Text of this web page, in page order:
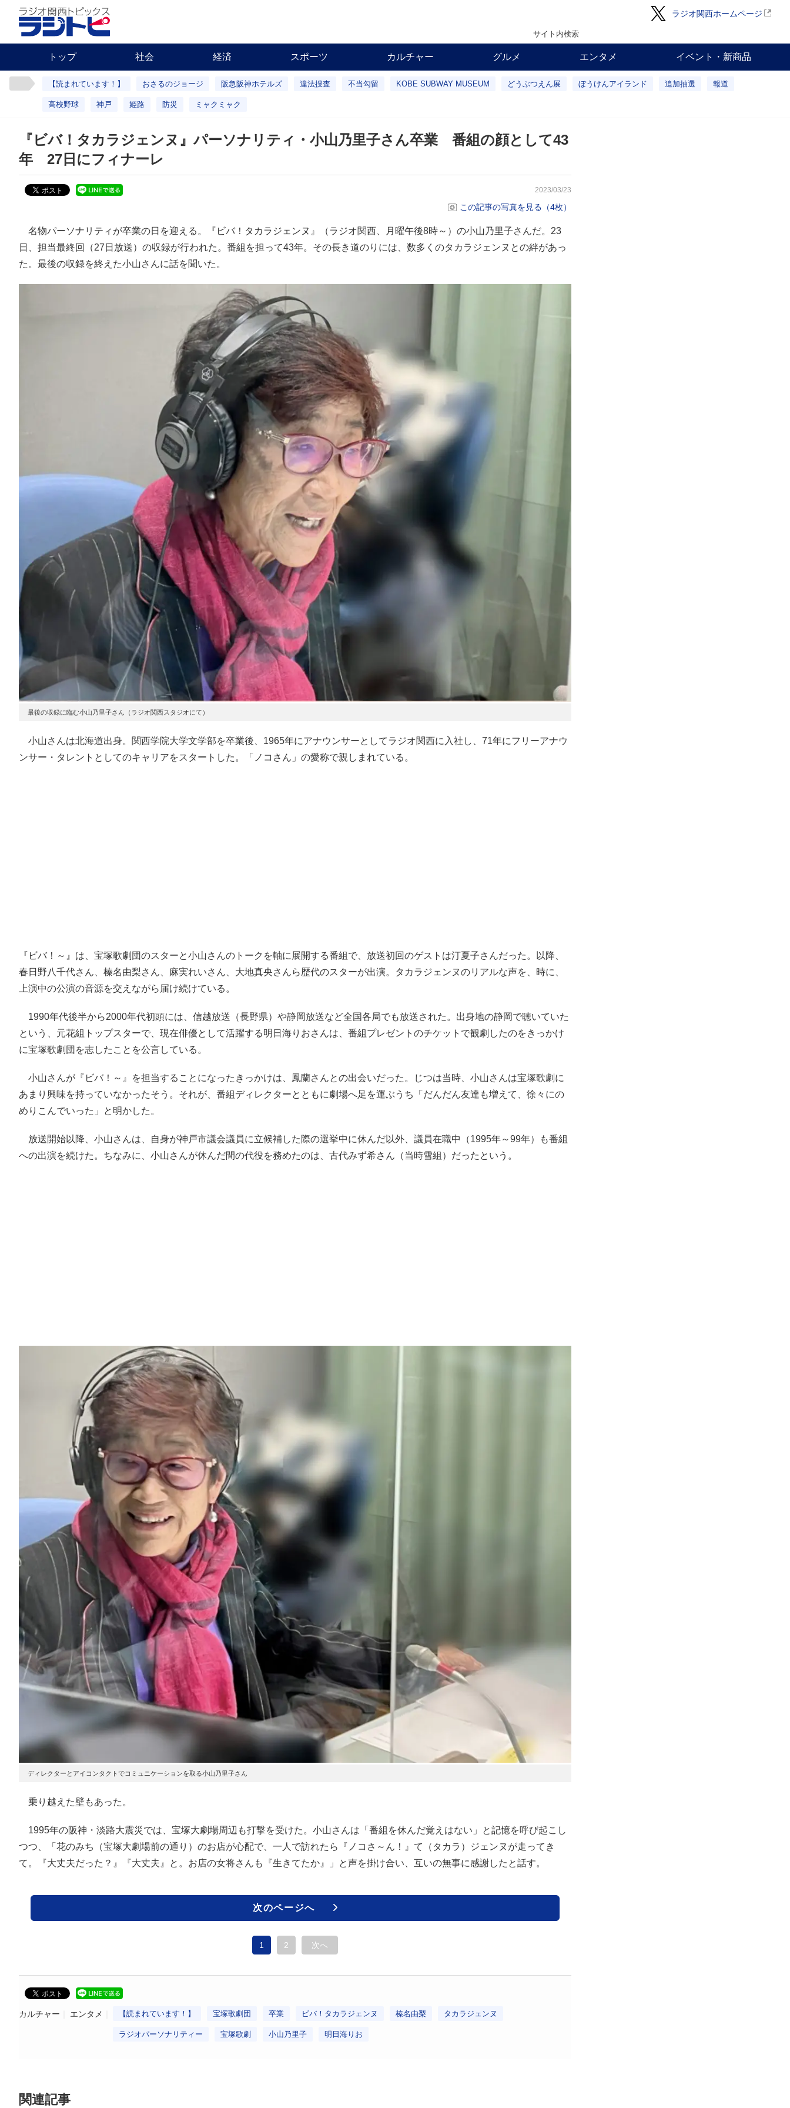
ラジオ関西ホームページ
サイト内検索
トップ 社会 経済 スポーツ カルチャー グルメ エンタメ イベント・新商品
【読まれています！】 おさるのジョージ 阪急阪神ホテルズ 違法捜査 不当勾留 KOBE SUBWAY MUSEUM どうぶつえん展 ぼうけんアイランド 追加抽選 報道
高校野球 神戸 姫路 防災 ミャクミャク
『ビバ！タカラジェンヌ』パーソナリティ・小山乃里子さん卒業 番組の顔として43
年 27日にフィナーレ
2023/03/23
この記事の写真を見る（4枚）
名物パーソナリティが卒業の日を迎える。『ビバ！タカラジェンヌ』（ラジオ関西、月曜午後8時～）の小山乃里子さんだ。23
日、担当最終回（27日放送）の収録が行われた。番組を担って43年。その長き道のりには、数多くのタカラジェンヌとの絆があっ
た。最後の収録を終えた小山さんに話を聞いた。
最後の収録に臨む小山乃里子さん（ラジオ関西スタジオにて）
小山さんは北海道出身。関西学院大学文学部を卒業後、1965年にアナウンサーとしてラジオ関西に入社し、71年にフリーアナウ
ンサー・タレントとしてのキャリアをスタートした。「ノコさん」の愛称で親しまれている。
『ビバ！～』は、宝塚歌劇団のスターと小山さんのトークを軸に展開する番組で、放送初回のゲストは汀夏子さんだった。以降、
春日野八千代さん、榛名由梨さん、麻実れいさん、大地真央さんら歴代のスターが出演。タカラジェンヌのリアルな声を、時に、
上演中の公演の音源を交えながら届け続けている。
1990年代後半から2000年代初頭には、信越放送（長野県）や静岡放送など全国各局でも放送された。出身地の静岡で聴いていた
という、元花組トップスターで、現在俳優として活躍する明日海りおさんは、番組プレゼントのチケットで観劇したのをきっかけ
に宝塚歌劇団を志したことを公言している。
小山さんが『ビバ！～』を担当することになったきっかけは、鳳蘭さんとの出会いだった。じつは当時、小山さんは宝塚歌劇に
あまり興味を持っていなかったそう。それが、番組ディレクターとともに劇場へ足を運ぶうち「だんだん友達も増えて、徐々にの
めりこんでいった」と明かした。
放送開始以降、小山さんは、自身が神戸市議会議員に立候補した際の選挙中に休んだ以外、議員在職中（1995年～99年）も番組
への出演を続けた。ちなみに、小山さんが休んだ間の代役を務めたのは、古代みず希さん（当時雪組）だったという。
ディレクターとアイコンタクトでコミュニケーションを取る小山乃里子さん
乗り越えた壁もあった。
1995年の阪神・淡路大震災では、宝塚大劇場周辺も打撃を受けた。小山さんは「番組を休んだ覚えはない」と記憶を呼び起こし
つつ、「花のみち（宝塚大劇場前の通り）のお店が心配で、一人で訪れたら『ノコさ～ん！』て（タカラ）ジェンヌが走ってき
て。『大丈夫だった？』『大丈夫』と。お店の女将さんも『生きてたか』」と声を掛け合い、互いの無事に感謝したと話す。
次のページへ
1 2 次へ
カルチャー エンタメ 【読まれています！】 宝塚歌劇団 卒業 ビバ！タカラジェンヌ 榛名由梨 タカラジェンヌ
ラジオパーソナリティー 宝塚歌劇 小山乃里子 明日海りお
関連記事